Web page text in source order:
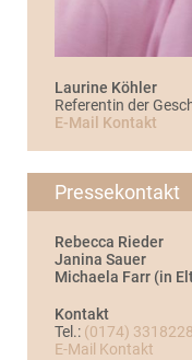
Laurine Köhler
Referentin der
E-Mail Kontakt
Pressekontakt
Rebecca Rieder
Janina Sauer
Michaela Farr (in
Kontakt
Tel.: (0174) 3318228
E-Mail Kontakt